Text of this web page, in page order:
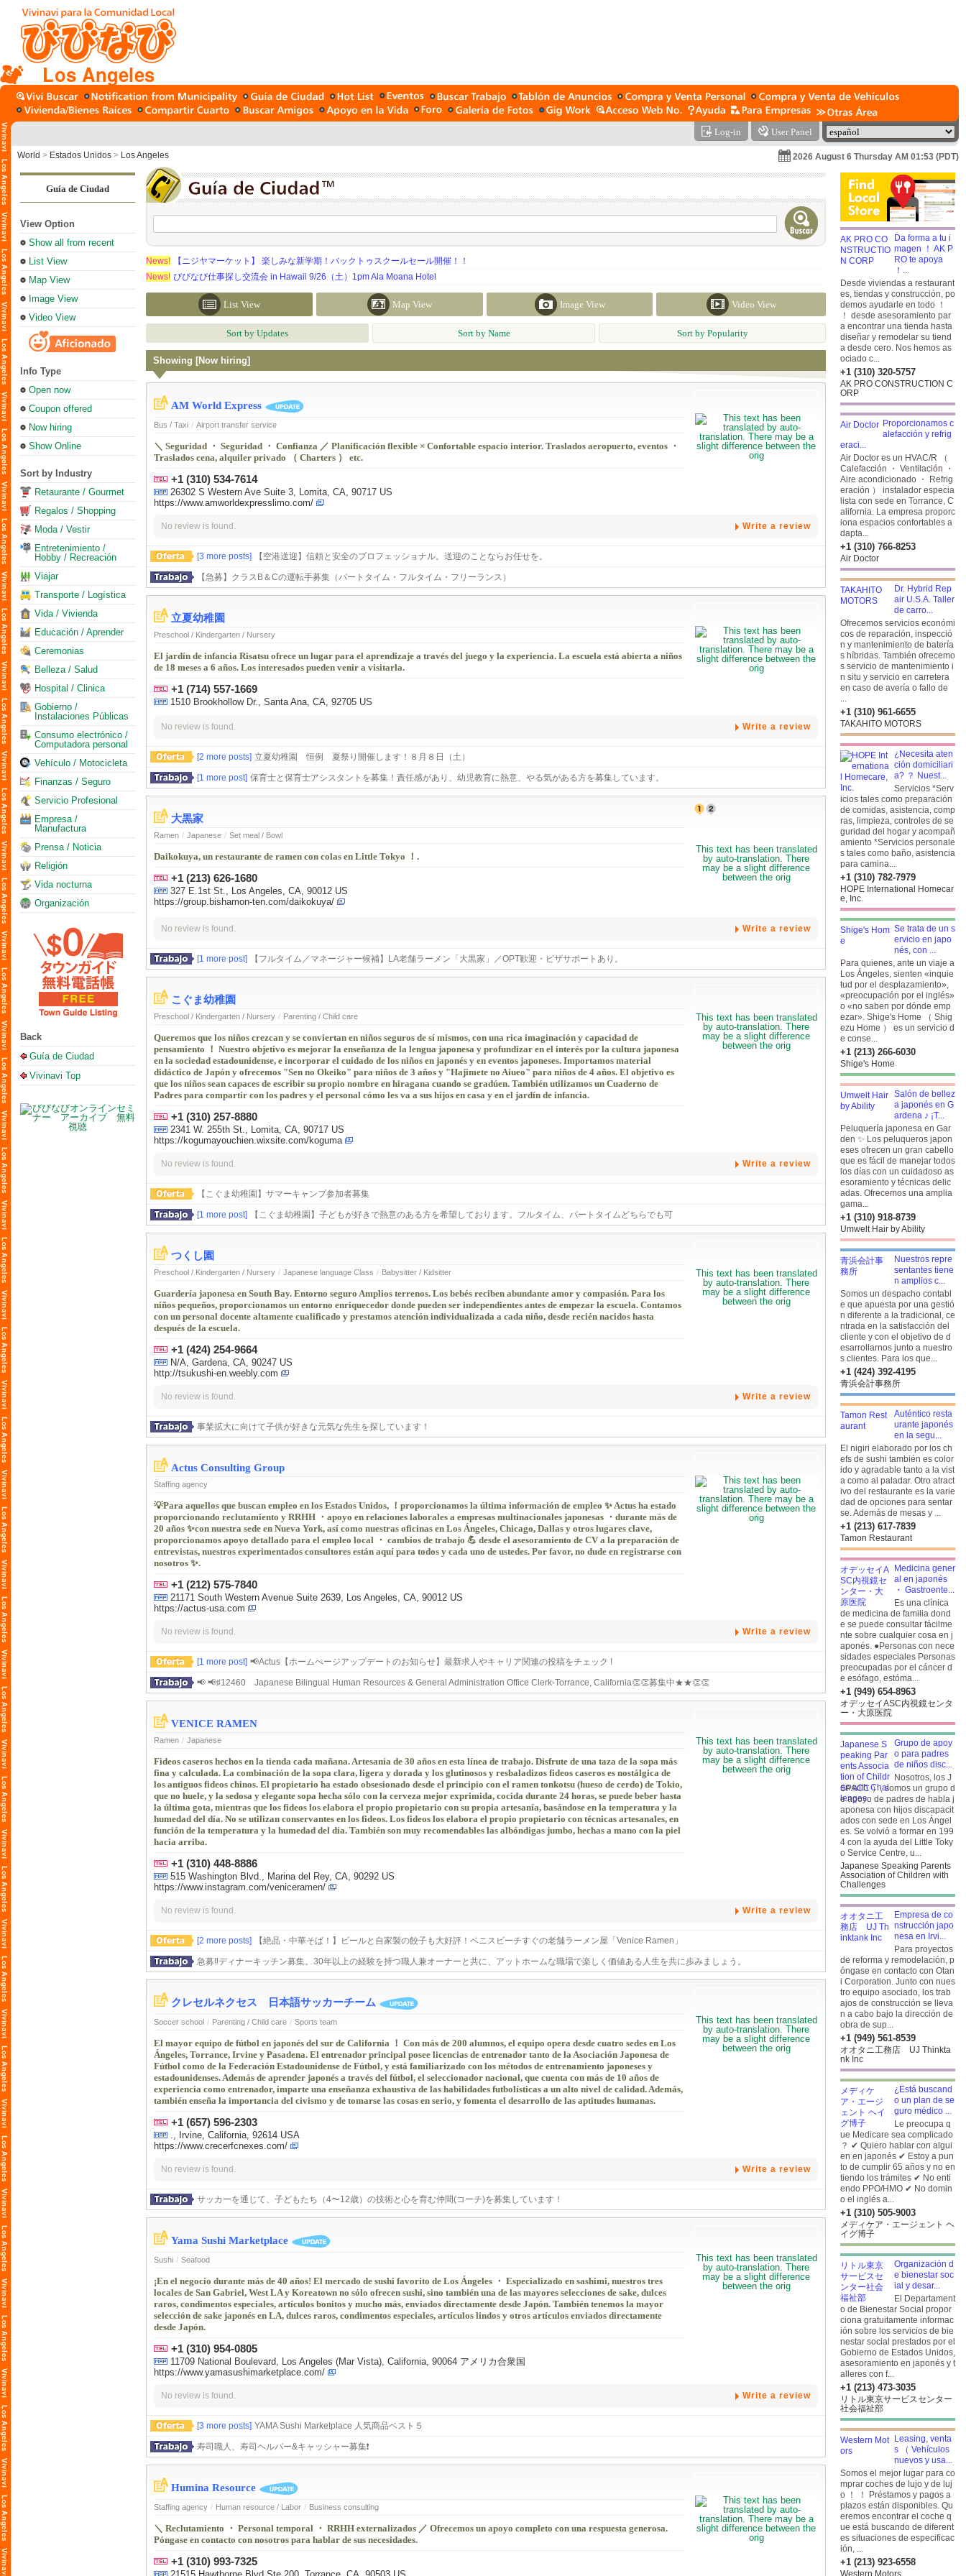
Los Angeles
Log-in User Panel
World > Estados Unidos > Los Angeles 2026 August 6 Thursday AM 01:53 (PDT)
Guía de Ciudad
View Option
Show all from recent
List View
Map View
Image View
Video View
Info Type
Open now
Coupon offered
Now hiring
Show Online
Sort by Industry
Retaurante / Gourmet
Regalos / Shopping
Moda / Vestir
Entretenimiento /
Hobby / Recreación
Viajar
Transporte / Logística
Vida / Vivienda
Educación / Aprender
Ceremonias
Belleza / Salud
Hospital / Clinica
Gobierno /
Instalaciones Públicas
Consumo electrónico /
Computadora personal
Vehículo / Motocicleta
Finanzas / Seguro
Servicio Profesional
Empresa /
Manufactura
Prensa / Noticia
Religión
Vida nocturna
Organización
Back
Guía de Ciudad
Vivinavi Top
News!
【ニジヤマーケット】 楽しみな新学期！バックトゥスクールセール開催！！
News! びびなび仕事探し交流会 in Hawaii 9/26（土）1pm Ala Moana Hotel
List View Map View Image View Video View
Sort by Updates Sort by Name Sort by Popularity
Showing [Now hiring]
AM World Express
Bus / Taxi / Airport transfer service
＼ Seguridad ・ Seguridad ・ Confianza ／ Planificación flexible × Confortable espacio interior. Traslados aeropuerto, eventos ・
Traslados cena, alquiler privado （ Charters ） etc.
+1 (310) 534-7614
26302 S Western Ave Suite 3, Lomita, CA, 90717 US
https://www.amworldexpresslimo.com/
No review is found. Write a review
[3 more posts] 【空港送迎】信頼と安全のプロフェッショナル。送迎のことならお任せを。
【急募】クラスB＆Cの運転手募集（パートタイム・フルタイム・フリーランス）
立夏幼稚園
Preschool / Kindergarten / Nursery
El jardín de infancia Risatsu ofrece un lugar para el aprendizaje a través del juego y la experiencia. La escuela está abierta a niños
de 18 meses a 6 años. Los interesados pueden venir a visitarla.
+1 (714) 557-1669
1510 Brookhollow Dr., Santa Ana, CA, 92705 US
No review is found. Write a review
[2 more posts] 立夏幼稚園 恒例 夏祭り開催します！８月８日（土）
[1 more post] 保育士と保育士アシスタントを募集！責任感があり、幼児教育に熱意、やる気がある方を募集しています。
大黒家
Ramen / Japanese / Set meal / Bowl
Daikokuya, un restaurante de ramen con colas en Little Tokyo ！.
+1 (213) 626-1680
327 E.1st St., Los Angeles, CA, 90012 US
https://group.bishamon-ten.com/daikokuya/
No review is found. Write a review
[1 more post] 【フルタイム／マネージャー候補】LA老舗ラーメン「大黒家」／OPT歓迎・ビザサポートあり。
こぐま幼稚園
Preschool / Kindergarten / Nursery / Parenting / Child care
Queremos que los niños crezcan y se conviertan en niños seguros de sí mismos, con una rica imaginación y capacidad de
pensamiento ！ Nuestro objetivo es mejorar la enseñanza de la lengua japonesa y profundizar en el interés por la cultura japonesa
en la sociedad estadounidense, e incorporar el cuidado de los niños en japonés y en eventos japoneses. Importamos material
didáctico de Japón y ofrecemos "Sen no Okeiko" para niños de 3 años y "Hajimete no Aiueo" para niños de 4 años. El objetivo es
que los niños sean capaces de escribir su propio nombre en hiragana cuando se gradúen. También utilizamos un Cuaderno de
Padres para compartir con los padres y el personal cómo les va a sus hijos en casa y en el jardín de infancia.
+1 (310) 257-8880
2341 W. 255th St., Lomita, CA, 90717 US
https://kogumayouchien.wixsite.com/koguma
No review is found. Write a review
【こぐま幼稚園】サマーキャンプ参加者募集
[1 more post] 【こぐま幼稚園】子どもが好きで熱意のある方を希望しております。フルタイム、パートタイムどちらでも可
つくし園
Preschool / Kindergarten / Nursery / Japanese language Class / Babysitter / Kidsitter
Guardería japonesa en South Bay. Entorno seguro Amplios terrenos. Los bebés reciben abundante amor y compasión. Para los
niños pequeños, proporcionamos un entorno enriquecedor donde pueden ser independientes antes de empezar la escuela. Contamos
con un personal docente altamente cualificado y prestamos atención individualizada a cada niño, desde recién nacidos hasta
después de la escuela.
+1 (424) 254-9664
N/A, Gardena, CA, 90247 US
http://tsukushi-en.weebly.com
No review is found. Write a review
事業拡大に向けて子供が好きな元気な先生を探しています！
Actus Consulting Group
Staffing agency
💡Para aquellos que buscan empleo en los Estados Unidos, ！proporcionamos la última información de empleo ✨ Actus ha estado
proporcionando reclutamiento y RRHH ・apoyo en relaciones laborales a empresas multinacionales japonesas ・durante más de
20 años ✨con nuestra sede en Nueva York, así como nuestras oficinas en Los Ángeles, Chicago, Dallas y otros lugares clave,
proporcionamos apoyo detallado para el empleo local ・ cambios de trabajo 💪 desde el asesoramiento de CV a la preparación de
entrevistas, nuestros experimentados consultores están aquí para todos y cada uno de ustedes. Por favor, no dude en registrarse con
nosotros ✨.
+1 (212) 575-7840
21171 South Western Avenue Suite 2639, Los Angeles, CA, 90012 US
https://actus-usa.com
No review is found. Write a review
[1 more post] 📢Actus【ホームぺージアップデートのお知らせ】最新求人やキャリア関連の投稿をチェック !
📢 📢♯12460 Japanese Bilingual Human Resources & General Administration Office Clerk-Torrance, California👏👏募集中★★👏👏
VENICE RAMEN
Ramen / Japanese
Fideos caseros hechos en la tienda cada mañana. Artesanía de 30 años en esta línea de trabajo. Disfrute de una taza de la sopa más
fina y calculada. La combinación de la sopa clara, ligera y dorada y los glutinosos y resbaladizos fideos caseros es nostálgica de
los antiguos fideos chinos. El propietario ha estado obsesionado desde el principio con el ramen tonkotsu (hueso de cerdo) de Tokio,
que no huele, y la sedosa y elegante sopa hecha sólo con la cerveza mejor exprimida, cocida durante 24 horas, se puede beber hasta
la última gota, mientras que los fideos los elabora el propio propietario con su propia artesanía, basándose en la temperatura y la
humedad del día. No se utilizan conservantes en los fideos. Los fideos los elabora el propio propietario con técnicas artesanales, en
función de la temperatura y la humedad del día. También son muy recomendables las albóndigas jumbo, hechas a mano con la piel
hacia arriba.
+1 (310) 448-8886
515 Washington Blvd., Marina del Rey, CA, 90292 US
https://www.instagram.com/veniceramen/
No review is found. Write a review
[2 more posts] 【絶品・中華そば！】ビールと自家製の餃子も大好評！ベニスビーチすぐの老舗ラーメン屋「Venice Ramen」
急募‼︎ディナーキッチン募集。30年以上の経験を持つ職人兼オーナーと共に、アットホームな職場で楽しく価値ある人生を共に歩みましょう。
クレセルネクセス 日本語サッカーチーム
Soccer school / Parenting / Child care / Sports team
El mayor equipo de fútbol en japonés del sur de California ！ Con más de 200 alumnos, el equipo opera desde cuatro sedes en Los
Ángeles, Torrance, Irvine y Pasadena. El entrenador principal posee licencias de entrenador tanto de la Asociación Japonesa de
Fútbol como de la Federación Estadounidense de Fútbol, y está familiarizado con los métodos de entrenamiento japoneses y
estadounidenses. Además de aprender japonés a través del fútbol, el seleccionador nacional, que cuenta con más de 10 años de
experiencia como entrenador, imparte una enseñanza exhaustiva de las habilidades futbolísticas a un alto nivel de calidad. Además,
también enseña la importancia del civismo y de tomarse las cosas en serio, y fomenta el desarrollo de las aptitudes humanas.
+1 (657) 596-2303
., Irvine, California, 92614 USA
https://www.crecerfcnexes.com/
No review is found. Write a review
サッカーを通じて、子どもたち（4〜12歳）の技術と心を育む仲間(コーチ)を募集しています！
Yama Sushi Marketplace
Sushi / Seafood
¡En el negocio durante más de 40 años! El mercado de sushi favorito de Los Ángeles ・ Especializado en sashimi, nuestros tres
locales de San Gabriel, West LA y Koreatown no sólo ofrecen sushi, sino también una de las mayores selecciones de sake, dulces
raros, condimentos especiales, artículos bonitos y mucho más, enviados directamente desde Japón. También tenemos la mayor
selección de sake japonés en LA, dulces raros, condimentos especiales, artículos lindos y otros artículos enviados directamente
desde Japón.
+1 (310) 954-0805
11709 National Boulevard, Los Angeles (Mar Vista), California, 90064 アメリカ合衆国
https://www.yamasushimarketplace.com/
No review is found. Write a review
[3 more posts] YAMA Sushi Marketplace 人気商品ベスト５
寿司職人、寿司ヘルパー&キャッシャー募集❗️
Humina Resource
Staffing agency / Human resource / Labor / Business consulting
＼ Reclutamiento ・ Personal temporal ・ RRHH externalizados ／ Ofrecemos un apoyo completo con una respuesta generosa.
Póngase en contacto con nosotros para hablar de sus necesidades.
+1 (310) 993-7325
Da forma a tu i
magen ！ AK P
RO te apoya
！...
Desde viviendas a restaurant
es, tiendas y construcción, po
demos ayudarle en todo ！
！ desde asesoramiento par
a encontrar una tienda hasta
diseñar y remodelar su tiend
a desde cero. Nos hemos as
ociado c...
+1 (310) 320-5757
AK PRO CONSTRUCTION C
ORP
Proporcionamos c
alefacción y refrig
eraci...
Air Doctor es un HVAC/R （
Calefacción ・ Ventilación ・
Aire acondicionado ・ Refrig
eración ） instalador especia
lista con sede en Torrance, C
alifornia. La empresa proporc
iona espacios confortables a
dapta...
+1 (310) 766-8253
Air Doctor
Dr. Hybrid Rep
air U.S.A. Taller
de carro...
Ofrecemos servicios económi
cos de reparación, inspecció
n y mantenimiento de batería
s híbridas. También ofrecemo
s servicio de mantenimiento i
n situ y servicio en carretera
en caso de avería o fallo de
...
+1 (310) 961-6655
TAKAHITO MOTORS
¿Necesita aten
ción domiciliari
a? ？ Nuest...
Servicios *Serv
icios tales como preparación
de comidas, asistencia, comp
ras, limpieza, controles de se
guridad del hogar y acompañ
amiento *Servicios personale
s tales como baño, asistencia
para camina...
+1 (310) 782-7979
HOPE International Homecar
e, Inc.
Se trata de un s
ervicio en japo
nés, con ...
Para quienes, ante un viaje a
Los Ángeles, sienten «inquie
tud por el desplazamiento»,
«preocupación por el inglés»
o «no saben por dónde emp
ezar». Shige's Home （ Shig
ezu Home ） es un servicio d
e conse...
+1 (213) 266-6030
Shige's Home
Salón de bellez
a japonés en G
ardena ♪ ¡T...
Peluquería japonesa en Gar
den ✨ Los peluqueros japon
eses ofrecen un gran cabello
que es fácil de manejar todos
los días con un cuidadoso as
esoramiento y técnicas delic
adas. Ofrecemos una amplia
gama...
+1 (310) 918-8739
Umwelt Hair by Ability
Nuestros repre
sentantes tiene
n amplios c...
Somos un despacho contabl
e que apuesta por una gestió
n diferente a la tradicional, ce
ntrada en la satisfacción del
cliente y con el objetivo de d
esarrollarnos junto a nuestro
s clientes. Para los que...
+1 (424) 392-4195
青浜会計事務所
Auténtico resta
urante japonés
en la segu...
El nigiri elaborado por los ch
efs de sushi también es color
ido y agradable tanto a la vist
a como al paladar. Otro atract
ivo del restaurante es la varie
dad de opciones para sentar
se. Además de mesas y ...
+1 (213) 617-7839
Tamon Restaurant
Medicina gener
al en japonés
・ Gastroente...
Es una clínica
de medicina de familia dond
e se puede consultar fácilme
nte sobre cualquier cosa en j
aponés. ●Personas con nece
sidades especiales Personas
preocupadas por el cáncer d
e esófago, estóma...
+1 (949) 654-8963
オデッセイASC内視鏡センタ
ー・大原医院
Grupo de apoy
o para padres
de niños disc...
Nosotros, los J
SPACC ）, somos un grupo d
e apoyo de padres de habla j
aponesa con hijos discapacit
ados con sede en Los Ángel
es. Se volvió a formar en 199
4 con la ayuda del Little Toky
o Service Centre, u...
Japanese Speaking Parents
Association of Children with
Challenges
Empresa de co
nstrucción japo
nesa en Irvi...
Para proyectos
de reforma y remodelación, p
óngase en contacto con Otan
i Corporation. Junto con nues
tro equipo asociado, los trab
ajos de construcción se lleva
n a cabo bajo la dirección de
obra de sup...
+1 (949) 561-8539
オオタニ工務店 UJ Thinkta
nk Inc
¿Está buscand
o un plan de se
guro médico ...
Le preocupa q
ue Medicare sea complicado
？ ✔ Quiero hablar con algui
en en japonés ✔ Estoy a pun
to de cumplir 65 años y no en
tiendo los trámites ✔ No enti
endo PPO/HMO ✔ No domin
o el inglés a...
+1 (310) 505-9003
メディケア・エージェント ヘ
イグ博子
Organización d
e bienestar soc
ial y desar...
El Departament
o de Bienestar Social propor
ciona gratuitamente informac
ión sobre los servicios de bie
nestar social prestados por el
Gobierno de Estados Unidos,
asesoramiento en japonés y t
alleres con f...
+1 (213) 473-3035
リトル東京サービスセンター
社会福祉部
Leasing, venta
s （ Vehículos
nuevos y usa...
Somos el mejor lugar para co
mprar coches de lujo y de luj
o ！ ！ Préstamos y pagos a
plazos están disponibles. Qu
eremos encontrar el coche q
ue está buscando de diferent
es situaciones de especificac
ión, ...
+1 (213) 923-6558
Western Motors